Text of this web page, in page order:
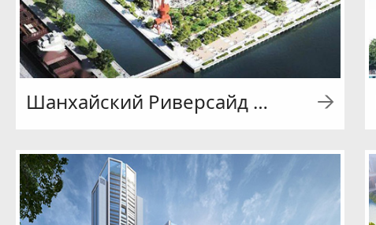
Шанхайский Риверсайд Центр Группы Douyin